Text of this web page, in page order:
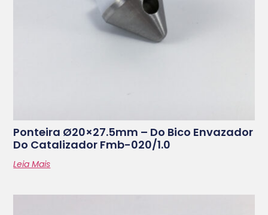
Ponteira Ø20×27.5mm – Do Bico Envazador
Do Catalizador Fmb-020/1.0
Leia Mais